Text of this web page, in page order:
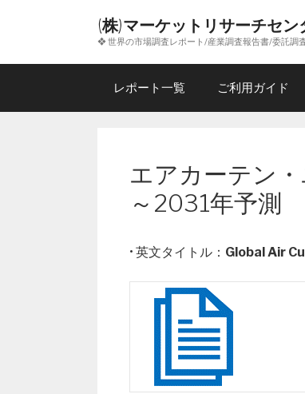
ン
(株)マーケットリサーチセン
❖ 世界の市場調査レポート/産業調査報告書/委託調
レポート一覧 ご利用ガイド
エアカーテン
～2031年予測
• 英文タイトル： Global Air